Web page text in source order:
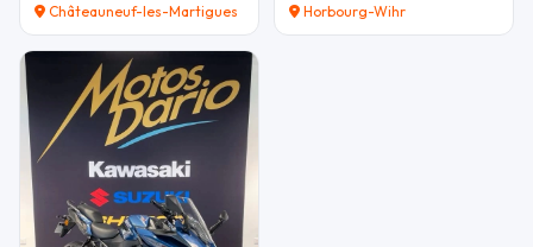
Châteauneuf-les-Martigues Horbourg-Wihr